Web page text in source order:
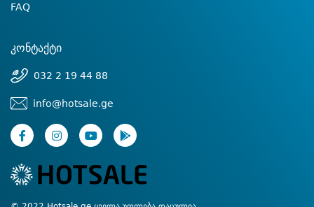
FAQ
კონტაქტი
032 2 19 44 88
info@hotsale.ge